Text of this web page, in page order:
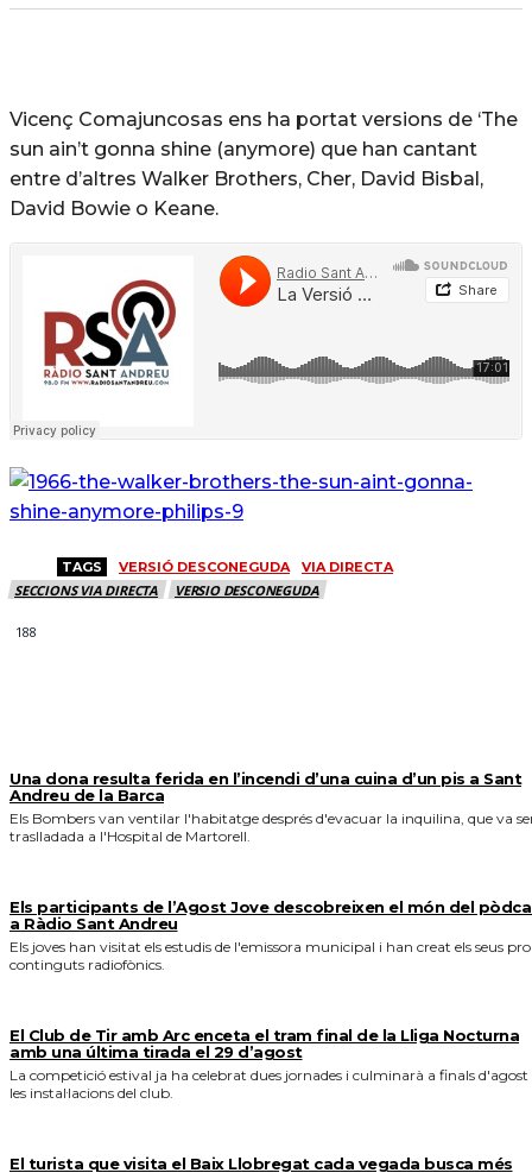
Vicenç Comajuncosas ens ha portat versions de ‘The
sun ain’t gonna shine (anymore) que han cantant
entre d’altres Walker Brothers, Cher, David Bisbal,
David Bowie o Keane.
TAGS VERSIÓ DESCONEGUDA VIA DIRECTA
SECCIONS VIA DIRECTA VERSIO DESCONEGUDA
188
Una dona resulta ferida en l’incendi d’una cuina d’un pis a Sant
Andreu de la Barca
Els Bombers van ventilar l'habitatge després d'evacuar la inquilina, que va
traslladada a l'Hospital de Martorell.
Els participants de l’Agost Jove descobreixen el món del
a Ràdio Sant Andreu
Els joves han visitat els estudis de l'emissora municipal i han creat els seus
continguts radiofònics.
El Club de Tir amb Arc enceta el tram final de la Lliga Nocturna
amb una última tirada el 29 d’agost
La competició estival ja ha celebrat dues jornades i culminarà a finals d'agost
les instal·lacions del club.
El turista que visita el Baix Llobregat cada vegada busca més